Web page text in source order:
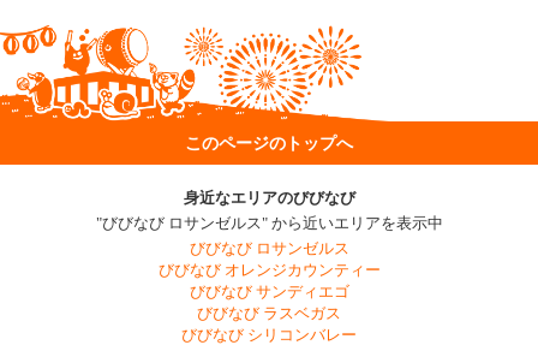
このページのトップへ
身近なエリアのびびなび
"びびなび ロサンゼルス" から近いエリアを表示中
びびなび ロサンゼルス
びびなび オレンジカウンティー
びびなび サンディエゴ
びびなび ラスベガス
びびなび シリコンバレー